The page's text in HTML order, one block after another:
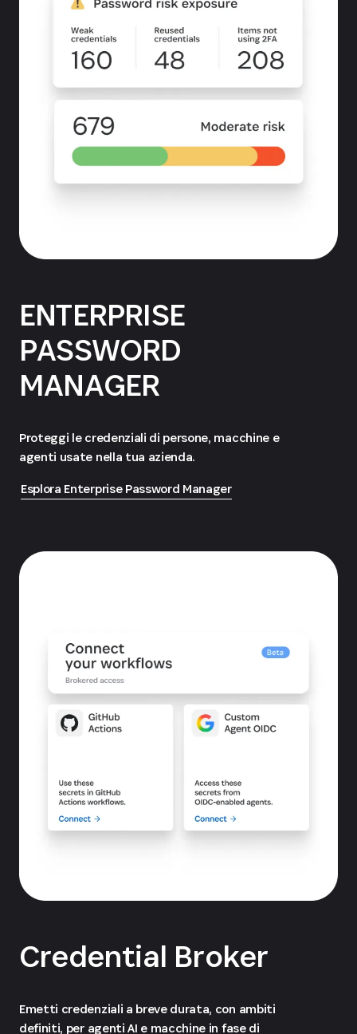
ENTERPRISE
PASSWORD
MANAGER
Proteggi le credenziali di persone, macchine e
agenti usate nella tua azienda.
Esplora Enterprise Password Manager
Credential Broker
Emetti credenziali a breve durata, con ambiti
definiti, per agenti AI e macchine in fase di